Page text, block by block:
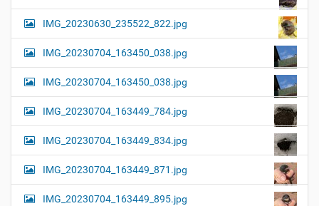
IMG_20230630_235522_822.jpg
IMG_20230704_163450_038.jpg
IMG_20230704_163450_038.jpg
IMG_20230704_163449_784.jpg
IMG_20230704_163449_834.jpg
IMG_20230704_163449_871.jpg
IMG_20230704_163449_895.jpg